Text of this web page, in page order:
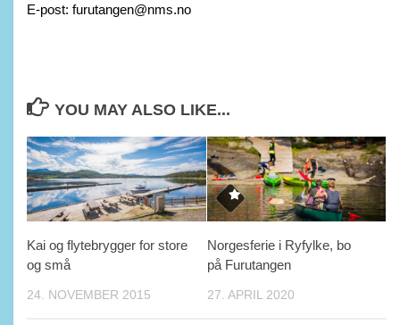
E-post: furutangen@nms.no
YOU MAY ALSO LIKE...
Kai og flytebrygger for store
og små
24. NOVEMBER 2015
Norgesferie i Ryfylke, bo
på Furutangen
27. APRIL 2020